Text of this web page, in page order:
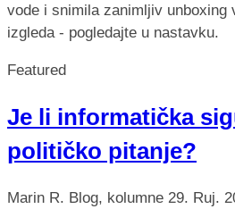
vode i snimila zanimljiv unboxing
izgleda - pogledajte u nastavku.
Featured
Je li informatička
političko pitanje?
Marin R. Blog, kolumne 29. Ruj.